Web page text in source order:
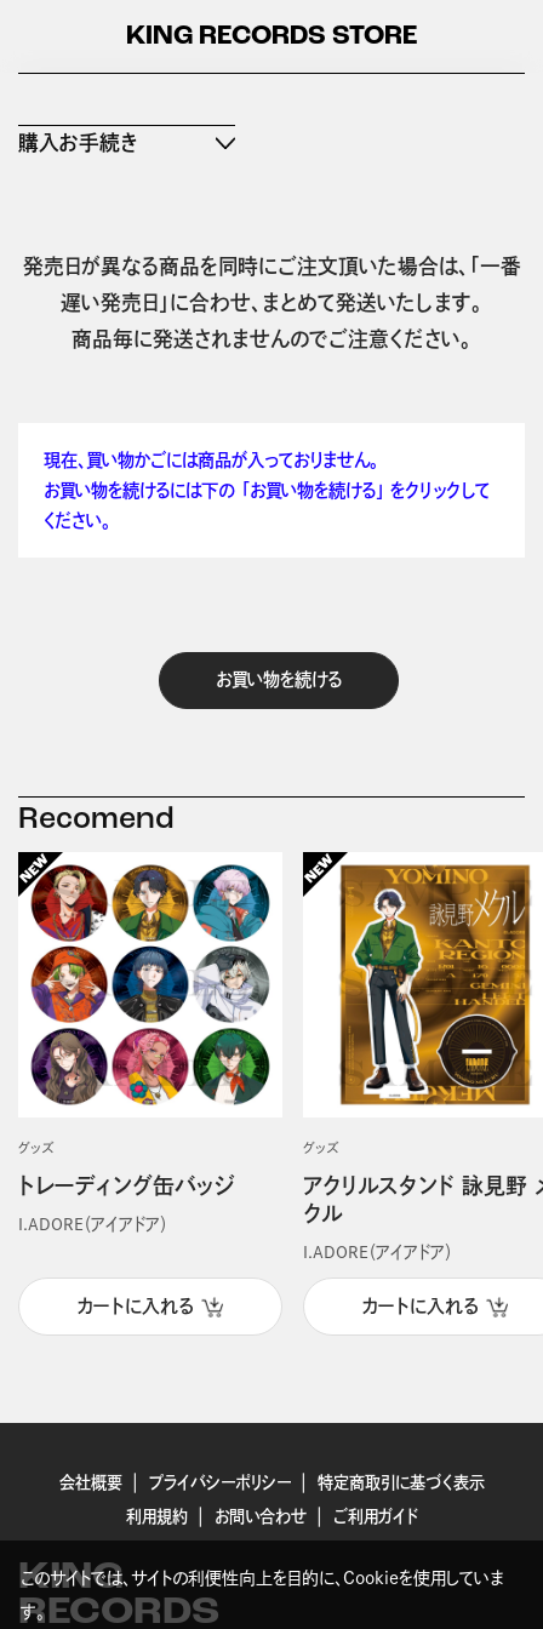
KING RECORDS STORE
購入お手続き
発売日が異なる商品を同時にご注文頂いた場合は、「一番
遅い発売日」に合わせ、まとめて発送いたします。
商品毎に発送されませんのでご注意ください。
現在、買い物かごには商品が入っておりません。
お買い物を続けるには下の 「お買い物を続ける」 をクリックして
ください。
お買い物を続ける
Recomend
グッズ
トレーディング缶バッジ
I.ADORE（アイアドア）
カートに入れる
グッズ
アクリルスタンド 詠見野
クル
I.ADORE（アイアドア）
カートに入れる
会社概要 プライバシーポリシー
特定商取引に基づく表示
利用規約
お問い合わせ ご利用ガイド
KING
RECORDS
このサイトでは、サイトの利便性向上を目的に、Cookieを使用していま
す。